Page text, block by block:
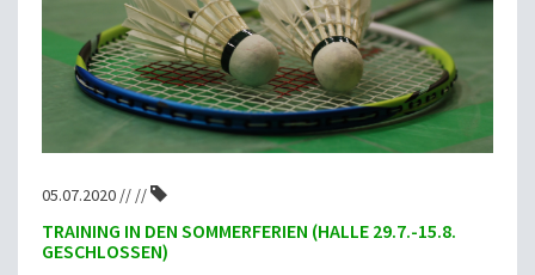
05.07.2020 // //
TRAINING IN DEN SOMMERFERIEN (HALLE 29.7.-15.8.
GESCHLOSSEN)